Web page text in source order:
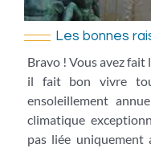
Les bonnes
Bravo ! Vous avez fait
il fait bon vivre
ensoleillement
climatique
pas liée